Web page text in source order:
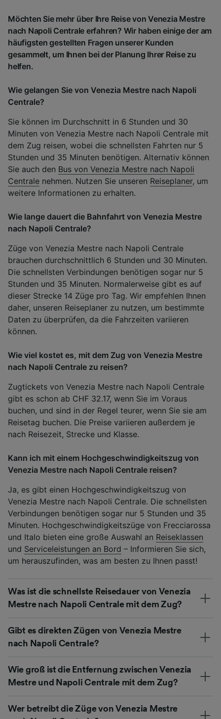
Möchten Sie mehr über Ihre Reise von Venezia Mestre
nach Napoli Centrale erfahren? Wir haben einige der am
häufigsten gestellten Fragen unserer Kunden
gesammelt, um Ihnen bei der Planung Ihrer Reise zu
helfen.
Wie gelangen Sie von Venezia Mestre nach Napoli
Centrale?
Sie können im Durchschnitt in 6 Stunden und 30
Minuten von Venezia Mestre nach Napoli Centrale mit
dem Zug reisen, wobei die schnellsten Fahrten nur 5
Stunden und 35 Minuten benötigen. Alternativ können
Sie auch den Bus von Venezia Mestre nach Napoli
Centrale nehmen. Nutzen Sie unseren Reiseplaner, um
weitere Informationen zu erhalten.
Wie lange dauert die Bahnfahrt von Venezia Mestre
nach Napoli Centrale?
Züge von Venezia Mestre nach Napoli Centrale
brauchen durchschnittlich 6 Stunden und 30 Minuten.
Die schnellsten Verbindungen benötigen sogar nur 5
Stunden und 35 Minuten. Normalerweise gibt es auf
dieser Strecke 14 Züge pro Tag. Wir empfehlen Ihnen
daher, unseren Reiseplaner zu nutzen, um bestimmte
Daten zu überprüfen, da die Fahrzeiten variieren
können.
Wie viel kostet es, mit dem Zug von Venezia Mestre
nach Napoli Centrale zu reisen?
Zugtickets von Venezia Mestre nach Napoli Centrale
gibt es schon ab CHF 32.17, wenn Sie im Voraus
buchen, und sind in der Regel teurer, wenn Sie sie am
Reisetag buchen. Die Preise variieren außerdem je
nach Reisezeit, Strecke und Klasse.
Kann ich mit einem Hochgeschwindigkeitszug von
Venezia Mestre nach Napoli Centrale reisen?
Ja, es gibt einen Hochgeschwindigkeitszug von
Venezia Mestre nach Napoli Centrale. Die schnellsten
Verbindungen benötigen sogar nur 5 Stunden und 35
Minuten. Hochgeschwindigkeitszüge von Frecciarossa
und Italo bieten eine große Auswahl an Reiseklassen
und Serviceleistungen an Bord – Informieren Sie sich,
um herauszufinden, was am besten zu Ihnen passt!
Was ist die schnellste Reisedauer von Venezia
Mestre nach Napoli Centrale mit dem Zug?
Gibt es direkten Zügen von Venezia Mestre
nach Napoli Centrale?
Wie groß ist die Entfernung zwischen Venezia
Mestre und Napoli Centrale mit dem Zug?
Wer betreibt die Züge von Venezia Mestre